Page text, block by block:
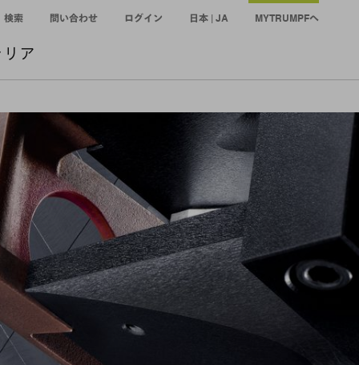
ア
検索 問い合わせ ログイン 日本 | JA MYTRUMPFへ